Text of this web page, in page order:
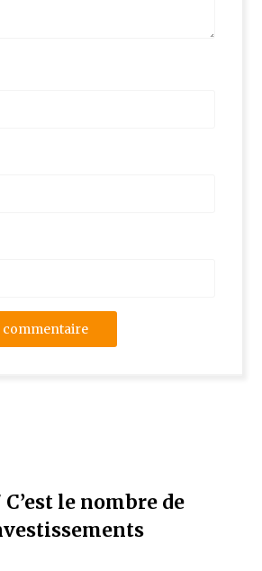
C’est le nombre de